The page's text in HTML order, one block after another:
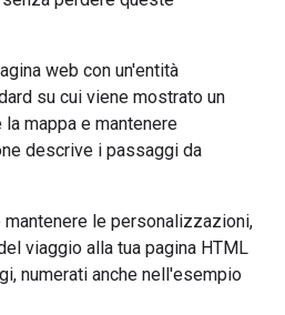
web con un'entità
su cui viene mostrato un
mappa e mantenere
descrive i passaggi da
le personalizzazioni,
viaggio alla tua pagina HTML
numerati anche nell'esempio